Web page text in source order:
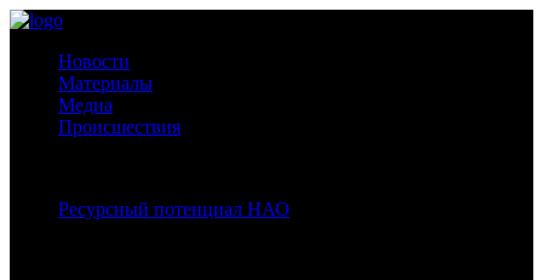
Новости
Материалы
Медиа
Происшествия
Ресурсный потенциал НАО